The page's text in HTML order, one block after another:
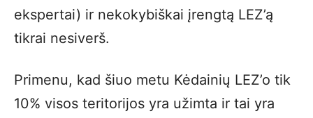
ekspertai) ir nekokybiškai įrengtą LEZ’ą
tikrai nesiverš.
Primenu, kad šiuo metu Kėdainių LEZ’o tik
10% visos teritorijos yra užimta ir tai yra